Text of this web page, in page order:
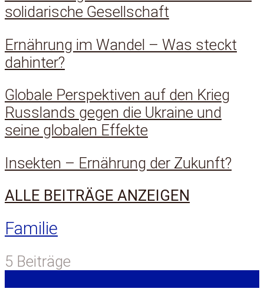
solidarische Gesellschaft
Ernährung im Wandel – Was steckt
dahinter?
Globale Perspektiven auf den Krieg
Russlands gegen die Ukraine und
seine globalen Effekte
Insekten – Ernährung der Zukunft?
ALLE BEITRÄGE ANZEIGEN
Familie
5 Beiträge